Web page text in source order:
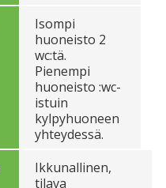
Isompi
huoneisto 2
wc:tä.
Pienempi
huoneisto :wc-
istuin
kylpyhuoneen
yhteydessä.
Ikkunallinen,
tilava